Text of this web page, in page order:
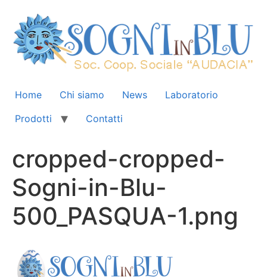
Home Chi siamo News
Laboratorio
Prodotti
Contatti
cropped-cropped-
Sogni-in-Blu-
500_PASQUA-1.png